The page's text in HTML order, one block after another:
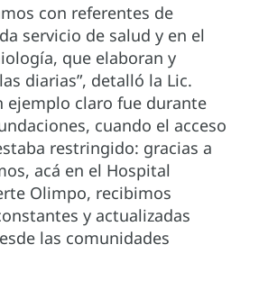
con referentes de
servicio de salud y en el
que elaboran y
diarias”, detalló la Lic.
ejemplo claro fue durante
cuando el acceso
restringido: gracias a
acá en el Hospital
Olimpo, recibimos
y actualizadas
las comunidades